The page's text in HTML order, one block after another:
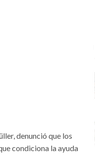
denunció que los
condiciona la ayuda